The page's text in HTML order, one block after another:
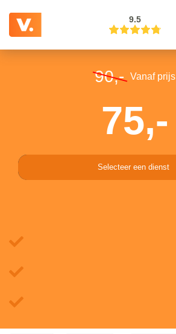
9.5
90,- Vanaf prijs
75,-
Selecteer een dienst